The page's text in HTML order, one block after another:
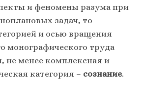
и феномены разума при
задач, то
и осью вращения
монографического труда
не менее комплексная и
категория – сознание.